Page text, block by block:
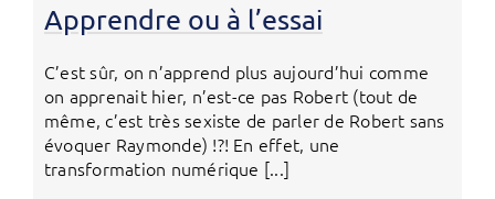
Apprendre ou à l’essai
C’est sûr, on n’apprend plus aujourd’hui comme
on apprenait hier, n’est-ce pas Robert (tout de
même, c’est très sexiste de parler de Robert sans
évoquer Raymonde) !?! En effet, une
transformation numérique [...]